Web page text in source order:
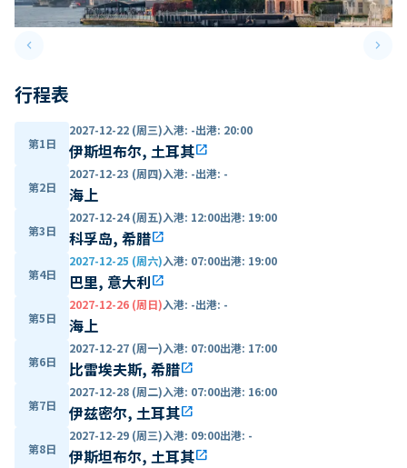
keyboard_arrow_leftPrevious slide keyboard_arrow_right
行程表
第1日
2027-12-22 (周三)入港: -出港: 20:00
伊斯坦布尔, 土耳其open_in_new
第2日
2027-12-23 (周四)入港: -出港: -
海上
第3日
2027-12-24 (周五)入港: 12:00出港: 19:00
科孚岛, 希腊open_in_new
第4日
2027-12-25 (周六)入港: 07:00出港: 19:00
巴里, 意大利open_in_new
第5日
2027-12-26 (周日)入港: -出港: -
海上
第6日
2027-12-27 (周一)入港: 07:00出港: 17:00
比雷埃夫斯, 希腊open_in_new
第7日
2027-12-28 (周二)入港: 07:00出港: 16:00
伊兹密尔, 土耳其open_in_new
第8日
2027-12-29 (周三)入港: 09:00出港: -
伊斯坦布尔, 土耳其open_in_new